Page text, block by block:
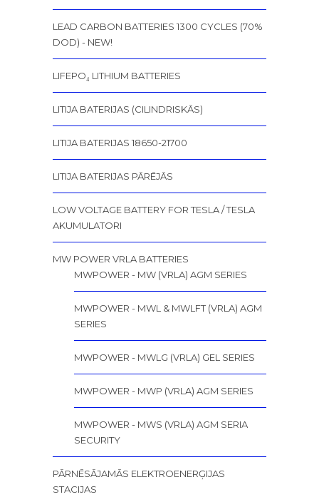
LEAD CARBON BATTERIES 1300 CYCLES (70%
DOD) - NEW!
LIFEPO₄ LITHIUM BATTERIES
LITIJA BATERIJAS (CILINDRISKĀS)
LITIJA BATERIJAS 18650-21700
LITIJA BATERIJAS PĀRĒJĀS
LOW VOLTAGE BATTERY FOR TESLA / TESLA
AKUMULATORI
MW POWER VRLA BATTERIES
MWPOWER - MW (VRLA) AGM SERIES
MWPOWER - MWL & MWLFT (VRLA) AGM
SERIES
MWPOWER - MWLG (VRLA) GEL SERIES
MWPOWER - MWP (VRLA) AGM SERIES
MWPOWER - MWS (VRLA) AGM SERIA
SECURITY
PĀRNĒSĀJAMĀS ELEKTROENERĢIJAS
STACIJAS